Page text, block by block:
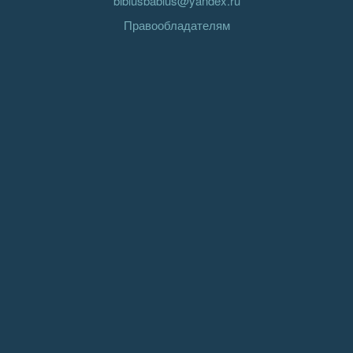
Правообладателям